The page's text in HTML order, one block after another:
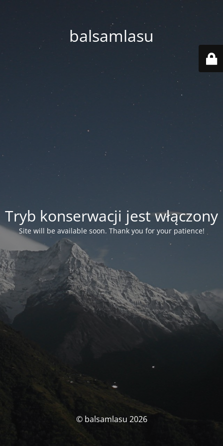
balsamlasu
Tryb konserwacji jest włączony
Site will be available soon. Thank you for your patience!
© balsamlasu 2026